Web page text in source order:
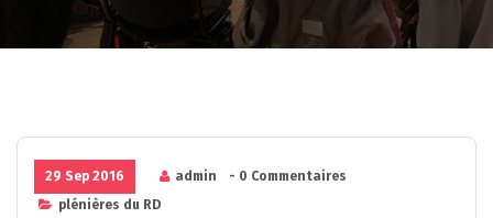
29 Sep 2016 admin
- 0 Commentaires
plénières du RD